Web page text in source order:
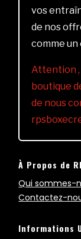
vos
de nos
comme un
Attention ,
boutique
de nous
À Propos de
Qui sommes-
Contactez-
Informations